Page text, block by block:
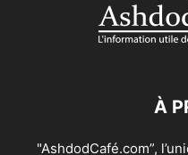
À
"AshdodCafé.com”,